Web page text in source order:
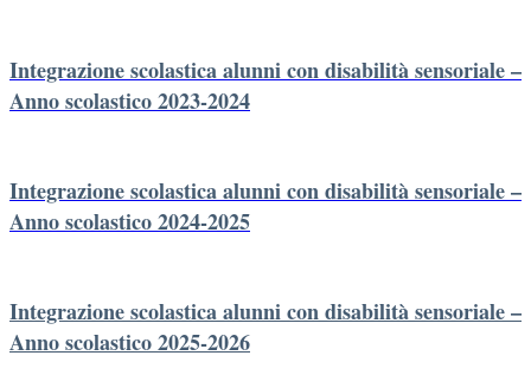
Integrazione scolastica alunni con disabilità sensoriale –
Anno scolastico 2023-2024
Integrazione scolastica alunni con disabilità sensoriale –
Anno scolastico 2024-2025
Integrazione scolastica alunni con disabilità sensoriale –
Anno scolastico 2025-2026